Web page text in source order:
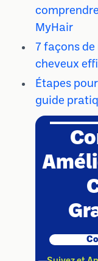
MyHair
7 façons
cheveux
Étapes
guide